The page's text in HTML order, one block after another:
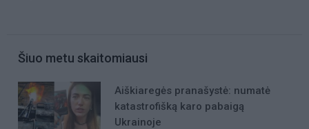
Šiuo metu skaitomiausi
Aiškiaregės pranašystė: numatė
katastrofišką karo pabaigą
Ukrainoje